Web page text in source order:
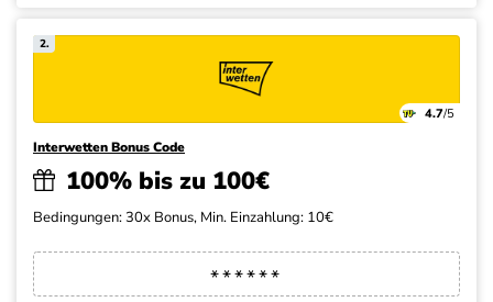
2.
4.7/5
Interwetten Bonus Code
100% bis zu 100€
Bedingungen: 30x Bonus, Min. Einzahlung: 10€